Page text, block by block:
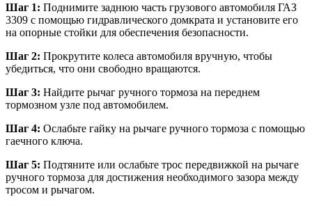
Шаг 1: Поднимите заднюю часть грузового автомобиля ГАЗ
3309 с помощью гидравлического домкрата и установите его
на опорные стойки для обеспечения безопасности.
Шаг 2: Прокрутите колеса автомобиля вручную, чтобы
убедиться, что они свободно вращаются.
Шаг 3: Найдите рычаг ручного тормоза на переднем
тормозном узле под автомобилем.
Шаг 4: Ослабьте гайку на рычаге ручного тормоза с помощью
гаечного ключа.
Шаг 5: Подтяните или ослабьте трос передвижкой на рычаге
ручного тормоза для достижения необходимого зазора между
тросом и рычагом.